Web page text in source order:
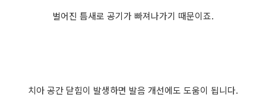
벌어진 틈새로 공기가 빠져나가기 때문이죠.
치아 공간 닫힘이 발생하면 발음 개선에도 도움이 됩니다.